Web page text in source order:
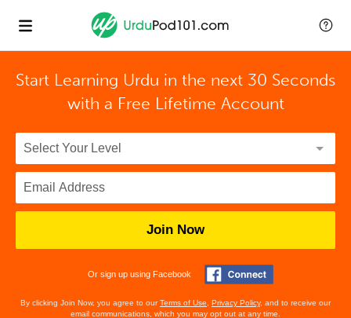
Start Learning Urdu in the next 30 Seconds
with a Free Lifetime Account
Join Now
Or sign up using Facebook
By clicking Join Now, you agree to ourTerms of Use Privacy Policy, and to receive our
email communications, which you may opt out at any time.